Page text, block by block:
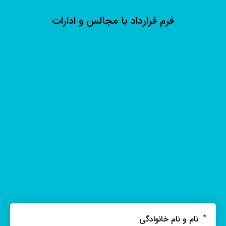
فرم قرارداد با مجالس و ادارات
* نام و نام خانوادگی